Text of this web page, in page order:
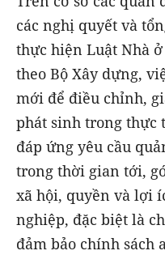
các nghị quyết và
thực hiện Luật Nhà
theo Bộ Xây dựng,
mới để điều chỉnh,
phát sinh trong thực
đáp ứng yêu cầu
trong thời gian tới,
xã hội, quyền và lợi
nghiệp, đặc biệt là
đảm bảo chính sách